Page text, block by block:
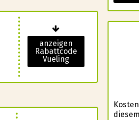
anzeigen
Rabattcode
Vueling